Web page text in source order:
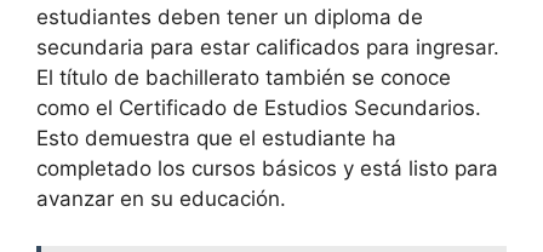
estudiantes deben tener un diploma de
secundaria para estar calificados para ingresar.
El título de bachillerato también se conoce
como el Certificado de Estudios Secundarios.
Esto demuestra que el estudiante ha
completado los cursos básicos y está listo para
avanzar en su educación.